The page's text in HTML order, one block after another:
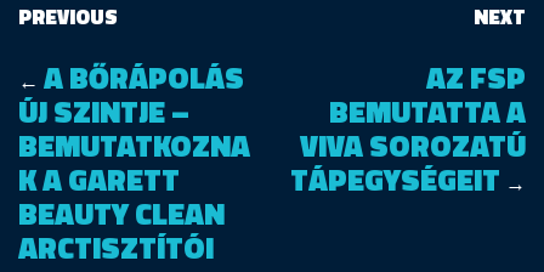
PREVIOUS
← A BŐRÁPOLÁS
ÚJ SZINTJE –
BEMUTATKOZNA
K A GARETT
BEAUTY CLEAN
ARCTISZTÍTÓI
NEXT
AZ FSP
BEMUTATTA A
VIVA SOROZATÚ
TÁPEGYSÉGEIT →